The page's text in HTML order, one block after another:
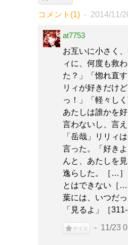
コメント(1) 2014/11/
at7753
お互いに小さく
ィに、何度も救
た？」「惚れ直
リィが好きだけ
っ！」「軽々し
あたしは誰かを
言わないし、言
「岳哉」リリィ
言った。「好き
んと、あたしを
逸らした。［…］
とはできない［
葉には、いつだ
「見るよ」［311-
ナイス 11/23